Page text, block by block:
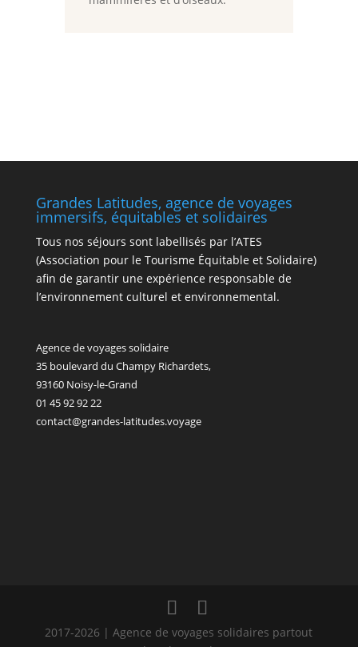
Grandes Latitudes, agence de voyages
immersifs, équitables et solidaires
Tous nos séjours sont labellisés par l’ATES
(Association pour le Tourisme Équitable et Solidaire)
afin de garantir une expérience responsable de
l’environnement culturel et environnemental.
Agence de voyages solidaire
35 boulevard du Champy Richardets,
93160 Noisy-le-Grand
01 45 92 92 22
contact@grandes-latitudes.voyage
2017-2026 | Agence de voyages solidaires partout